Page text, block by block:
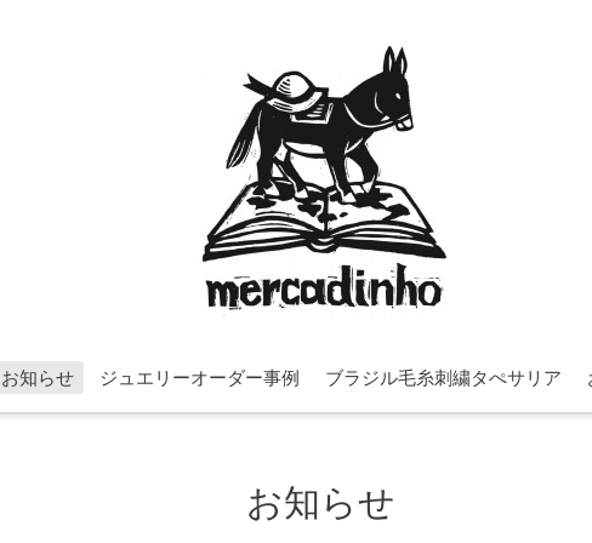
お知らせ ジュエリーオーダー事例 ブラジル毛糸刺繍タぺサリア
お知らせ